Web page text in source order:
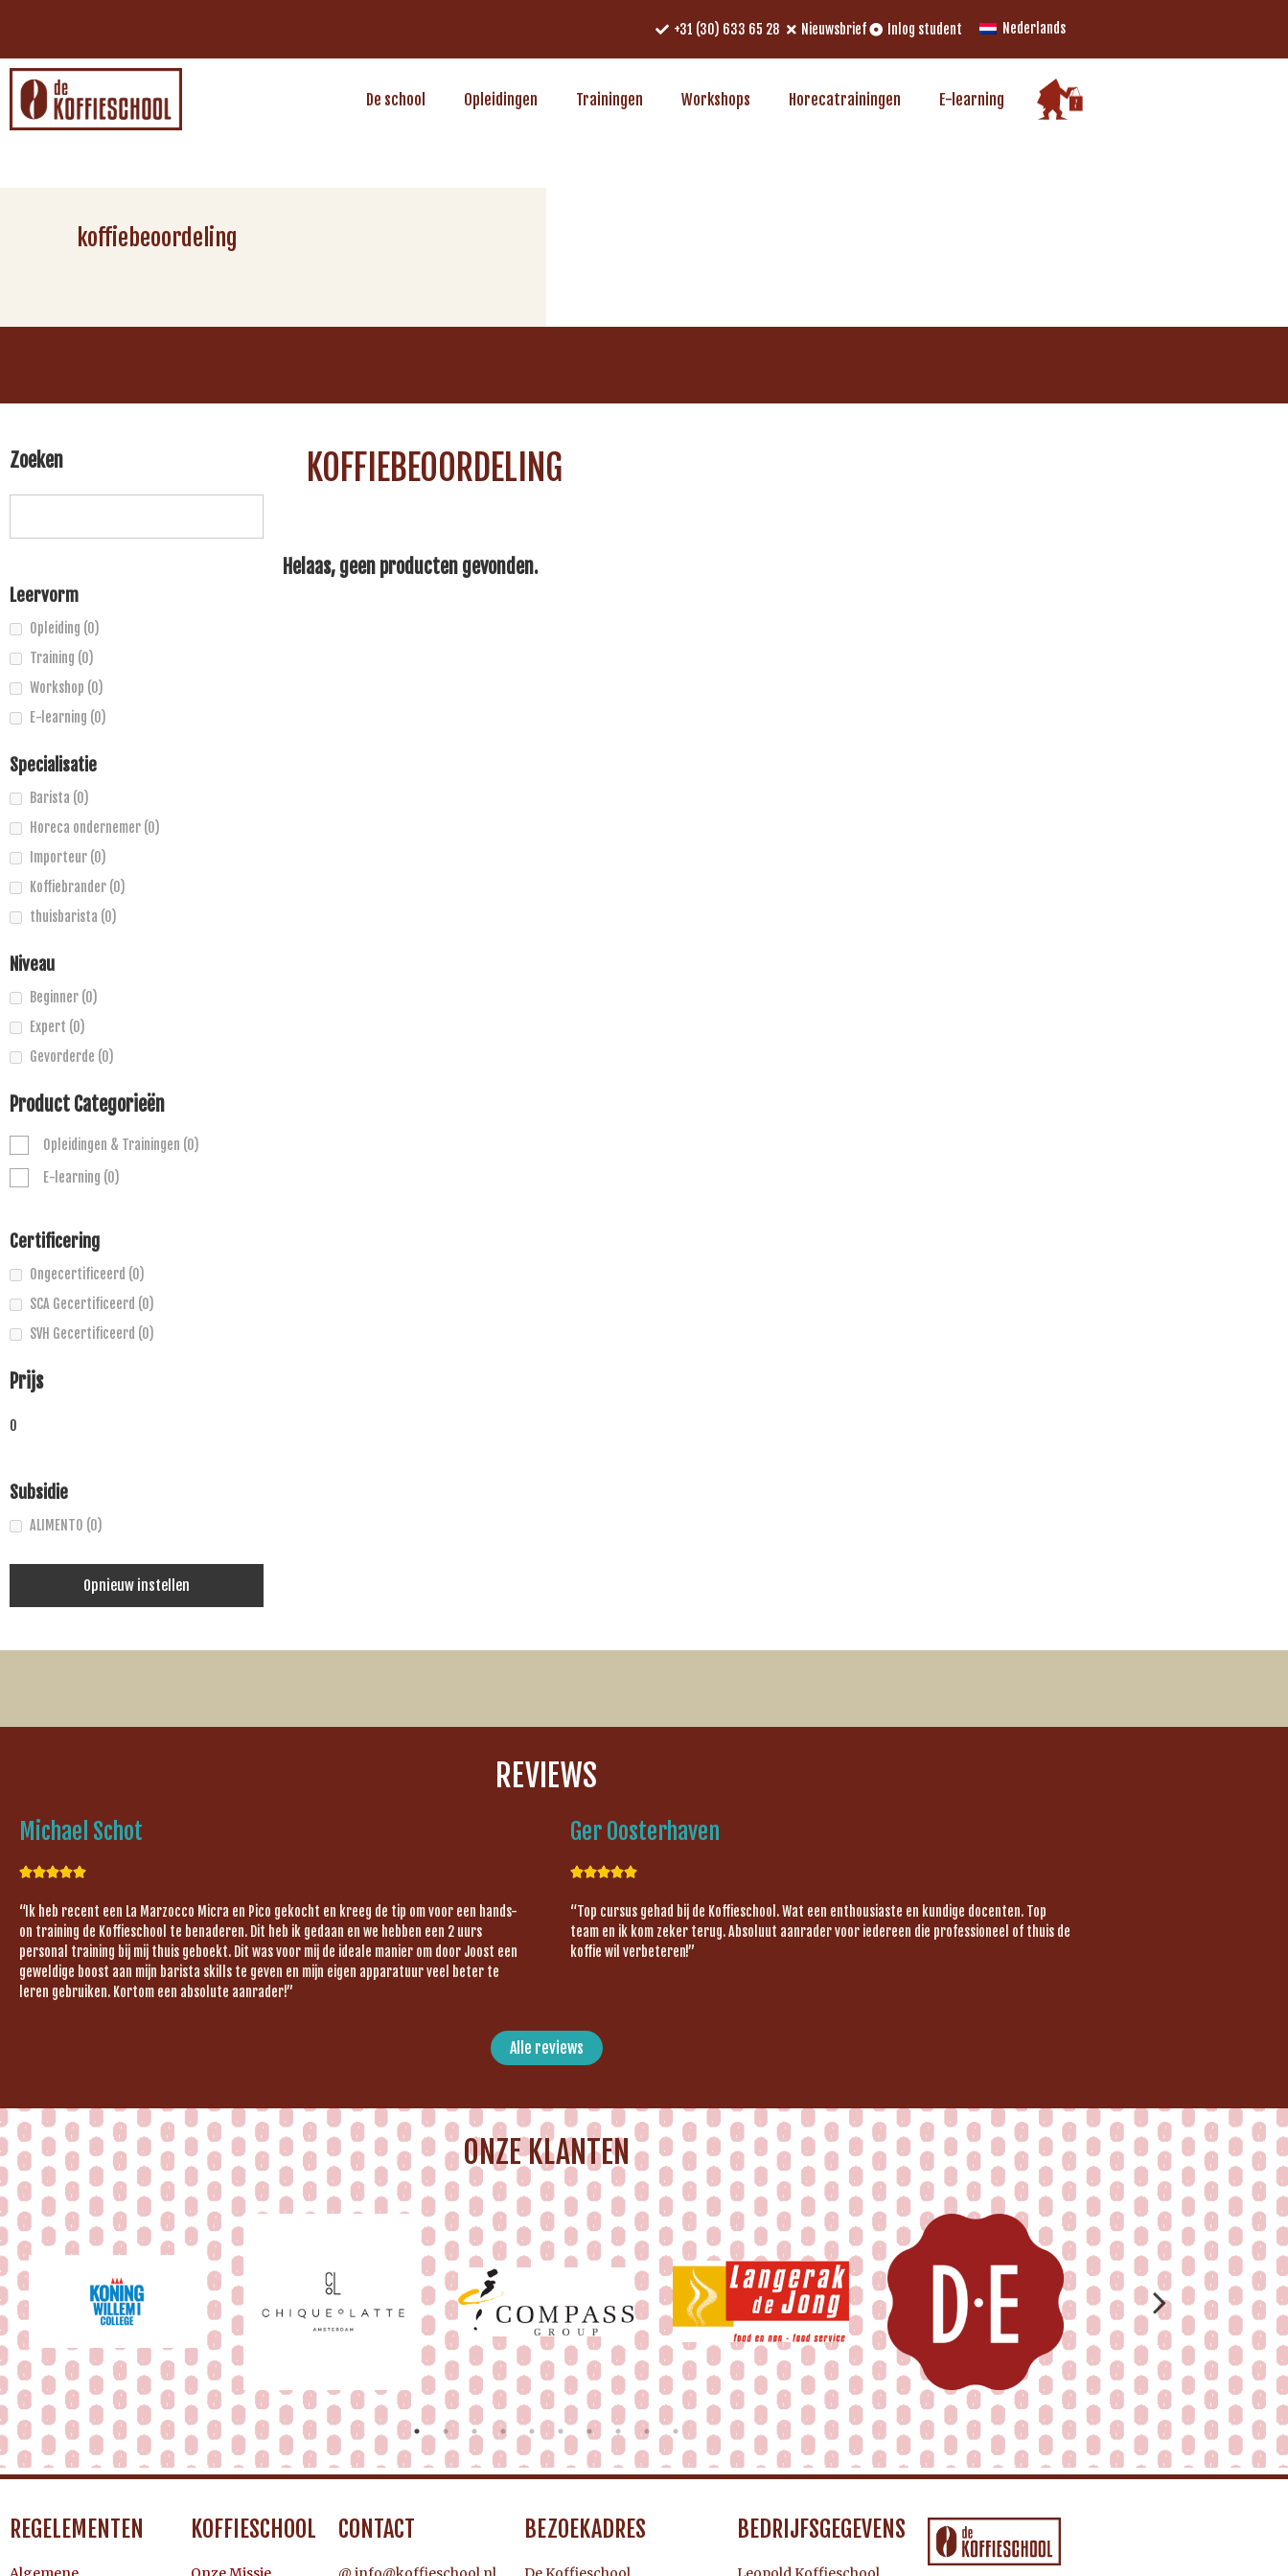
+31 (30) 633 65 28 Nieuwsbrief Inlog student Nederlands
De school Opleidingen Trainingen Workshops Horecatrainingen E-learning
koffiebeoordeling
Zoeken
Leervorm
Opleiding (0)
Training (0)
Workshop (0)
E-learning (0)
Specialisatie
Barista (0)
Horeca ondernemer (0)
Importeur (0)
Koffiebrander (0)
thuisbarista (0)
Niveau
Beginner (0)
Expert (0)
Gevorderde (0)
Product Categorieën
Opleidingen & Trainingen (0)
E-learning (0)
Certificering
Ongecertificeerd (0)
SCA Gecertificeerd (0)
SVH Gecertificeerd (0)
Prijs
0
Subsidie
ALIMENTO (0)
Opnieuw instellen
KOFFIEBEOORDELING
Helaas, geen producten gevonden.
REVIEWS
Michael Schot

“Ik heb recent een La Marzocco Micra en Pico gekocht en kreeg de tip om voor een hands-
on training de Koffieschool te benaderen. Dit heb ik gedaan en we hebben een 2 uurs
personal training bij mij thuis geboekt. Dit was voor mij de ideale manier om door Joost een
geweldige boost aan mijn barista skills te geven en mijn eigen apparatuur veel beter te
leren gebruiken. Kortom een absolute aanrader!”
Ger Oosterhaven

“Top cursus gehad bij de Koffieschool. Wat een enthousiaste en kundige docenten. Top
team en ik kom zeker terug. Absoluut aanrader voor iedereen die professioneel of thuis de
koffie wil verbeteren!”
Alle reviews
ONZE KLANTEN
REGELEMENTEN KOFFIESCHOOL CONTACT BEZOEKADRES BEDRIJFSGEGEVENS